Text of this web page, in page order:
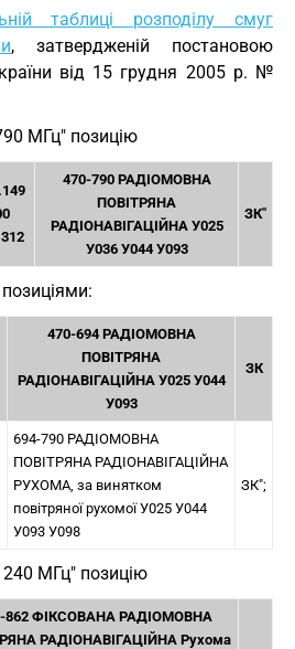
таблиці розподілу смуг
, затвердженій постановою
від 15 грудня 2005 р. №
МГц" позицію
470-790 РАДІОМОВНА
ПОВІТРЯНА
РАДІОНАВІГАЦІЙНА У025
У036 У044 У093
ЗК"
470-694 РАДІОМОВНА
ПОВІТРЯНА
РАДІОНАВІГАЦІЙНА У025 У044
У093
ЗК
694-790 РАДІОМОВНА
ПОВІТРЯНА РАДІОНАВІГАЦІЙНА
РУХОМА, за винятком
повітряної рухомої У025 У044
У093 У098
ЗК";
МГц" позицію
862 ФІКСОВАНА РАДІОМОВНА
РАДІОНАВІГАЦІЙНА Рухома